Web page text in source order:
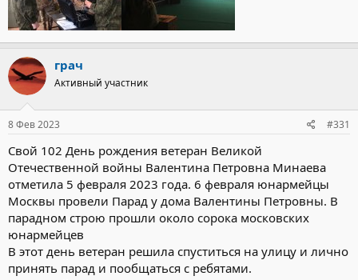
грач
Активный участник
8 Фев 2023 #331
Свой 102 День рождения ветеран Великой
Отечественной войны Валентина Петровна Минаева
отметила 5 февраля 2023 года. 6 февраля юнармейцы
Москвы провели Парад у дома Валентины Петровны. В
парадном строю прошли около сорока московских
юнармейцев
В этот день ветеран решила спуститься на улицу и лично
принять парад и пообщаться с ребятами.